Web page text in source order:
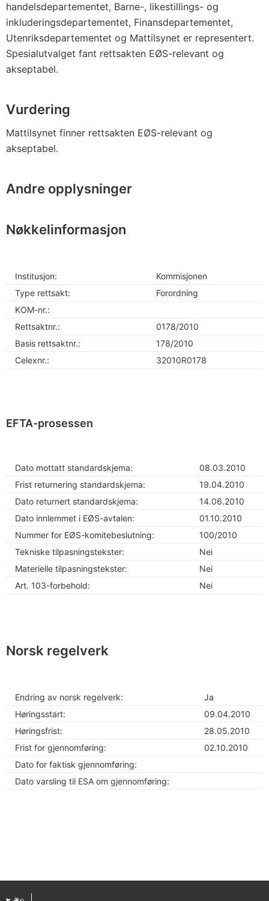
handelsdepartementet, Barne-, likestillings- og
inkluderingsdepartementet, Finansdepartementet,
Utenriksdepartementet og Mattilsynet er representert.
Spesialutvalget fant rettsakten EØS-relevant og
akseptabel.
Vurdering
Mattilsynet finner rettsakten EØS-relevant og
akseptabel.
Andre opplysninger
Nøkkelinformasjon
Institusjon:
Kommisjonen
Type rettsakt:
Forordning
KOM-nr.:
Rettsaktnr.:
0178/2010
Basis rettsaktnr.:
178/2010
Celexnr.:
32010R0178
EFTA-prosessen
Dato mottatt standardskjema:
08.03.2010
Frist returnering standardskjema:
19.04.2010
Dato returnert standardskjema:
14.06.2010
Dato innlemmet i EØS-avtalen:
01.10.2010
Nummer for EØS-komitebeslutning:
100/2010
Tekniske tilpasningstekster:
Nei
Materielle tilpasningstekster:
Nei
Art. 103-forbehold:
Nei
Norsk regelverk
Endring av norsk regelverk:
Ja
Høringsstart:
09.04.2010
Høringsfrist:
28.05.2010
Frist for gjennomføring:
02.10.2010
Dato for faktisk gjennomføring:
Dato varsling til ESA om gjennomføring: